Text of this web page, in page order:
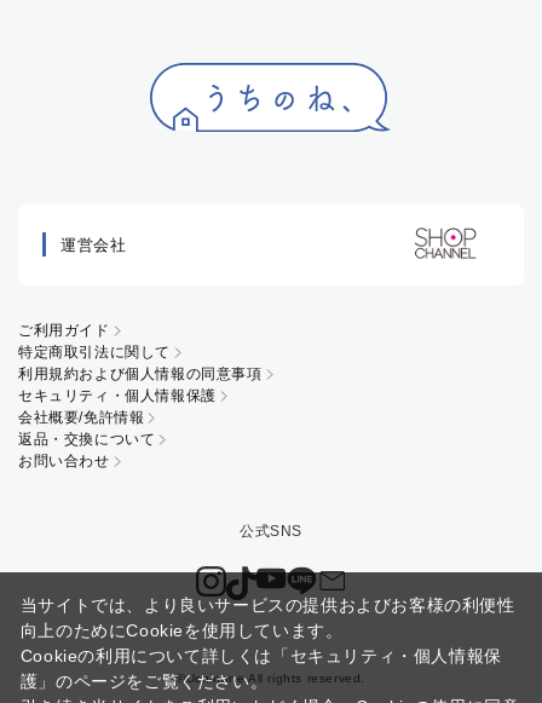
運営会社
ご利用ガイド
特定商取引法に関して
利用規約および個人情報の同意事項
セキュリティ・個人情報保護
会社概要/免許情報
返品・交換について
お問い合わせ
©Uchinone All rights reserved.
当サイトでは、より良いサービスの提供およびお客様の利便性
向上のためにCookieを使用しています。
Cookieの利用について詳しくは
「セキュリティ・個人情報保
護」 のページをご覧ください。